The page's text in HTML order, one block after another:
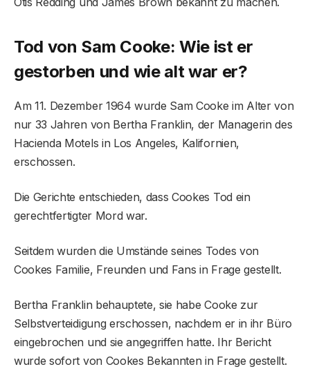
Tod von Sam Cooke: Wie ist er
gestorben und wie alt war er?
Am 11. Dezember 1964 wurde Sam Cooke im Alter von
nur 33 Jahren von Bertha Franklin, der Managerin des
Hacienda Motels in Los Angeles, Kalifornien,
erschossen.
Die Gerichte entschieden, dass Cookes Tod ein
gerechtfertigter Mord war.
Seitdem wurden die Umstände seines Todes von
Cookes Familie, Freunden und Fans in Frage gestellt.
Bertha Franklin behauptete, sie habe Cooke zur
Selbstverteidigung erschossen, nachdem er in ihr Büro
eingebrochen und sie angegriffen hatte. Ihr Bericht
wurde sofort von Cookes Bekannten in Frage gestellt.